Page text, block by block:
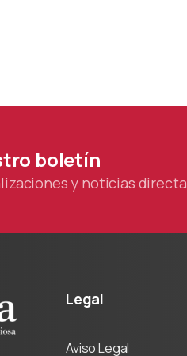
boletín
y noticias
Legal
Aviso Legal